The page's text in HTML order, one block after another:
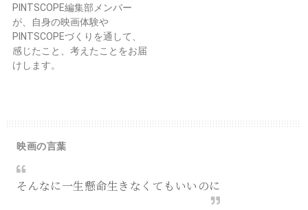
PINTSCOPE編集部メンバー
が、自身の映画体験や
PINTSCOPEづくりを通して、
感じたこと、考えたことをお届
けします。
映画の言葉
そんなに一生懸命生きなくてもいいのに